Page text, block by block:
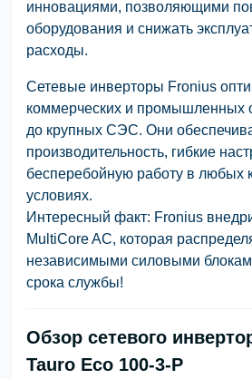
инновациями, позволяющими
оборудования и снижать
расходы.
Сетевые инверторы Fronius
коммерческих и промышленных
до крупных СЭС. Они
производительность, гибкие
бесперебойную работу в любых
условиях.
Интересный факт: Fronius
MultiCore AC, которая
независимыми силовыми
срока службы!
Обзор сетевого
Tauro Eco 100-3-P